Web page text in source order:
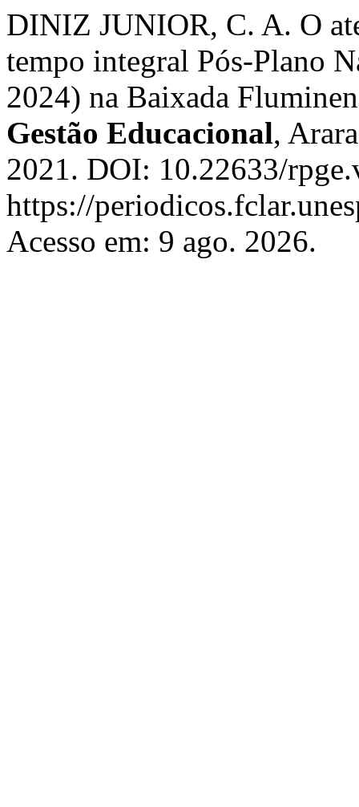
DINIZ JUNIOR, C. A. O
tempo integral Pós-Plano
2024) na Baixada
Gestão Educacional,
2021. DOI: 10.22633/
https://
Acesso em: 9 ago. 2026.